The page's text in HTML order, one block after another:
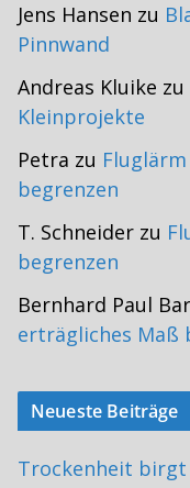
Jens Hansen zu
Pinnwand
Andreas Kluike zu
Kleinprojekte
Petra zu
begrenzen
T. Schneider zu
begrenzen
Bernhard Paul
erträgliches Maß
Neueste Beiträge
Trockenheit